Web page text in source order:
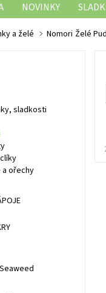
NOVINKY
NON-FOOD
a želé Nomori Želé
sladkosti
ořechy